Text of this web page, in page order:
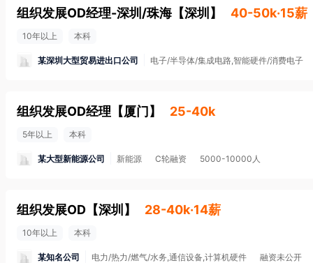
组织发展OD经理-深圳/珠海 【深圳 】 40-50k·15薪
10年以上 本科
某深圳大型贸易进出口公司 电子/半导体/集成电路,智能硬件/消费电子
组织发展OD经理 【厦门 】 25-40k
5年以上 本科
某大型新能源公司 新能源 C轮融资 5000-10000人
组织发展OD 【深圳 】 28-40k·14薪
10年以上 本科
某知名公司 电力/热力/燃气/水务,通信设备,计算机硬件 融资未公开